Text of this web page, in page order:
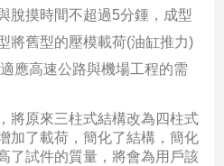
脫摸時間不超過5分鍾，成型
將舊型的壓模載荷(油缸推力)
應高速公路與機場工程的需
原來三柱式結構改為四柱式
加了載荷，簡化了結構，簡化
了試件的質量，將會為用戶該